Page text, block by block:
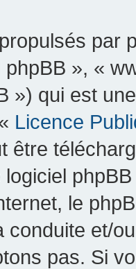
par
», «
») qui est
Licence
être
logiciel
le
conduite et/
pas. Si